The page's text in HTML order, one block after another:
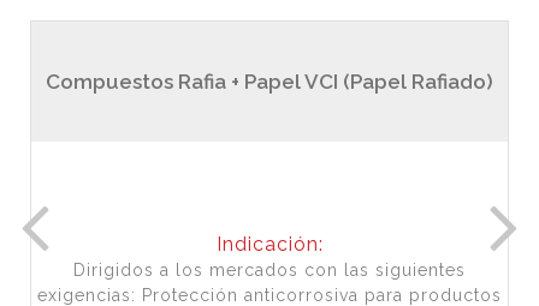
Compuestos Rafia + Papel VCI (Papel Rafiado)
Indicación:
Dirigidos a los mercados con las siguientes
exigencias: Protección anticorrosiva para productos